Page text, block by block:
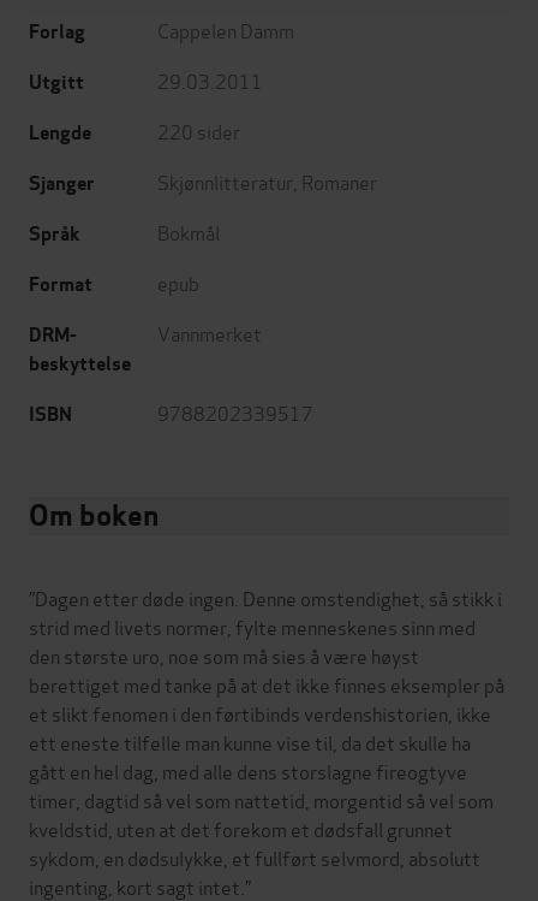
Forlag Cappelen Damm
Utgitt 29.03.2011
Lengde 220 sider
Sjanger Skjønnlitteratur Romaner
Språk Bokmål
Format epub
DRM-
beskyttelse
Vannmerket
ISBN 9788202339517
Om boken
”Dagen etter døde ingen. Denne omstendighet, så stikk i
strid med livets normer, fylte menneskenes sinn med
den største uro, noe som må sies å være høyst
berettiget med tanke på at det ikke finnes eksempler på
et slikt fenomen i den førtibinds verdenshistorien, ikke
ett eneste tilfelle man kunne vise til, da det skulle ha
gått en hel dag, med alle dens storslagne fireogtyve
timer, dagtid så vel som nattetid, morgentid så vel som
kveldstid, uten at det forekom et dødsfall grunnet
sykdom, en dødsulykke, et fullført selvmord, absolutt
ingenting, kort sagt intet.”